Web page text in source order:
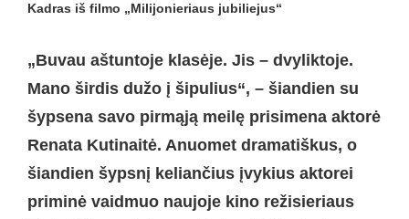
Kadras iš filmo „Milijonieriaus jubiliejus“
„Buvau aštuntoje klasėje. Jis – dvyliktoje.
Mano širdis dužo į šipulius“, – šiandien su
šypsena savo pirmąją meilę prisimena aktorė
Renata Kutinaitė. Anuomet dramatiškus, o
šiandien šypsnį keliančius įvykius aktorei
priminė vaidmuo naujoje kino režisieriaus